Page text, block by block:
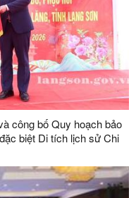
công bố Quy hoạch bảo
biệt Di tích lịch sử Chi